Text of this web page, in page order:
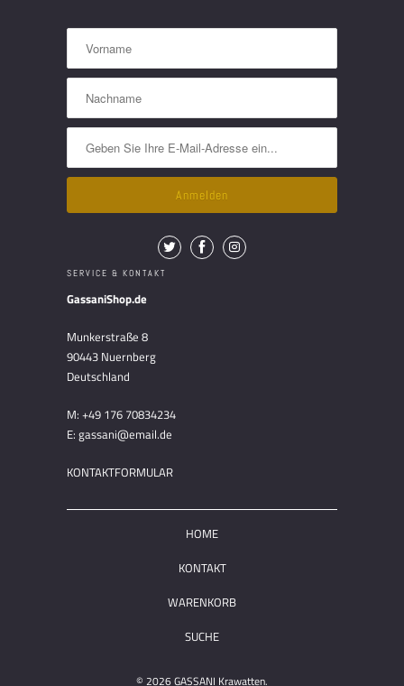
SERVICE & KONTAKT
GassaniShop.de
Munkerstraße 8
90443 Nuernberg
Deutschland
M: +49 176 70834234
E: gassani@email.de
KONTAKTFORMULAR
HOME
KONTAKT
WARENKORB
SUCHE
© 2026GASSANI Krawatten.